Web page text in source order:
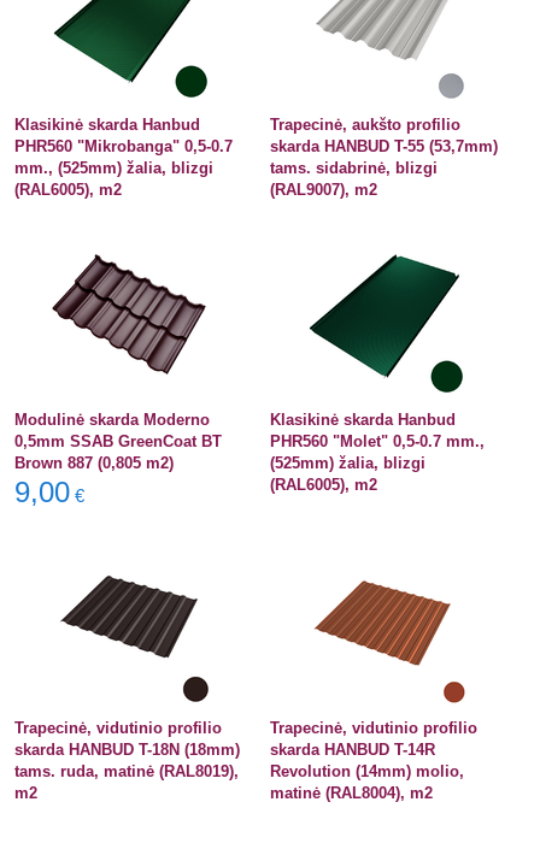
Klasikinė skarda Hanbud
PHR560 "Mikrobanga" 0,5-0.7
mm., (525mm) žalia, blizgi
(RAL6005), m2
Trapecinė, aukšto profilio
skarda HANBUD T-55 (53,7mm)
tams. sidabrinė, blizgi
(RAL9007), m2
Modulinė skarda Moderno
0,5mm SSAB GreenCoat BT
Brown 887 (0,805 m2)
9,00 €
Klasikinė skarda Hanbud
PHR560 "Molet" 0,5-0.7 mm.,
(525mm) žalia, blizgi
(RAL6005), m2
Trapecinė, vidutinio profilio
skarda HANBUD T-18N (18mm)
tams. ruda, matinė (RAL8019),
m2
Trapecinė, vidutinio profilio
skarda HANBUD T-14R
Revolution (14mm) molio,
matinė (RAL8004), m2